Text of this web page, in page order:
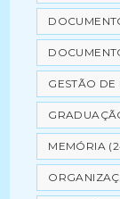
GESTÃO
MEMÓRIA